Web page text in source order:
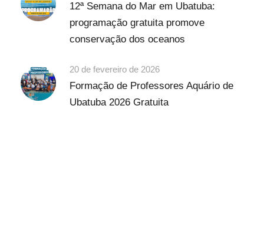
12ª Semana do Mar em Ubatuba:
programação gratuita promove
conservação dos oceanos
20 de fevereiro de 2026
Formação de Professores Aquário de
Ubatuba 2026 Gratuita